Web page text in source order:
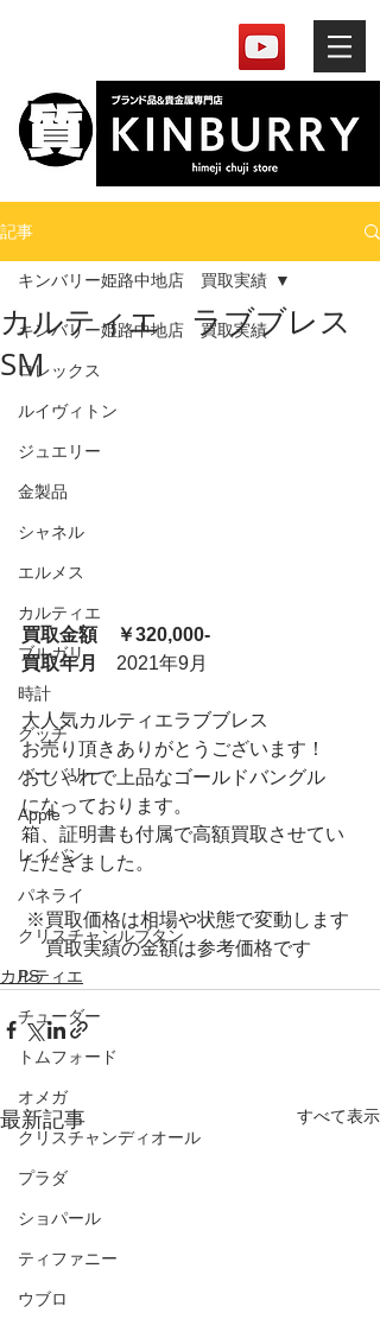
記事
キンバリー姫路中地店 買取実績
ロレックス
ルイヴィトン
ジュエリー
金製品
シャネル
エルメス
カルティエ
ブルガリ
時計
グッチ
バーバリー
Apple
レイバン
パネライ
クリスチャンルブタン
PS
チューダー
トムフォード
オメガ
クリスチャンディオール
プラダ
ショパール
ティファニー
ウブロ
キンバリー姫路中地店 買取実績
カルティエ ラブブレス
SM
買取金額　￥320,000-
買取年月
2021年9月
大人気カルティエラブブレス
お売り頂きありがとうございます！
おしゃれで上品なゴールドバングル
になっております。
箱、証明書も付属で高額買取させてい
ただきました。
※買取価格は相場や状態で変動します
買取実績の金額は参考価格です
カルティエ
最新記事 すべて表示